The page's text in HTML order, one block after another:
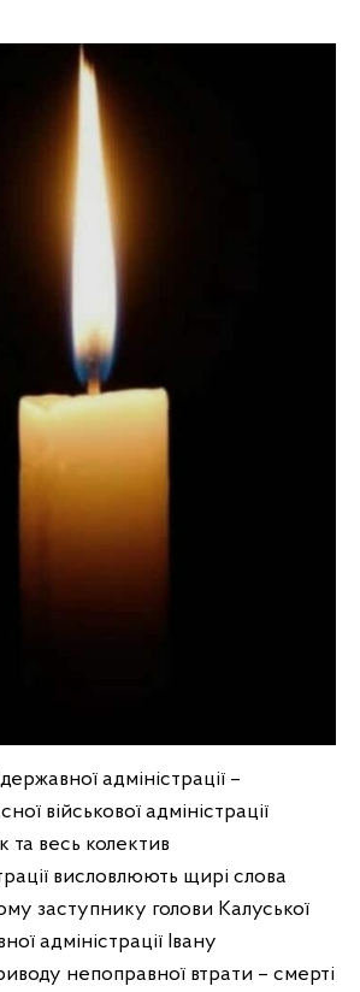
адміністрації –
військової адміністрації
весь колектив
висловлюють щирі слова
заступнику голови Калуської
адміністрації Івану
непоправної втрати – смерті